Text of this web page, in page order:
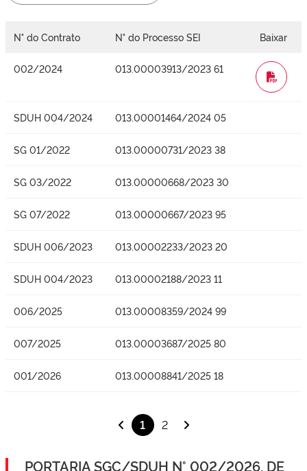
N° do Contrato N° do Processo SEI Baixar
002/2024 013.00003913/2023 61
WORD
SDUH 004/2024 013.00001464/2024 05
SG 01/2022 013.00000731/2023 38
SG 03/2022 013.00000668/2023 30
SG 07/2022 013.00000667/2023 95
SDUH 006/2023 013.00002233/2023 20
SDUH 004/2023 013.00002188/2023 11
006/2025 013.00008359/2024 99
007/2025 013.00003687/2025 80
001/2026 013.00008841/2025 18
1 2
PORTARIA SGC/SDUH N° 002/2026, DE